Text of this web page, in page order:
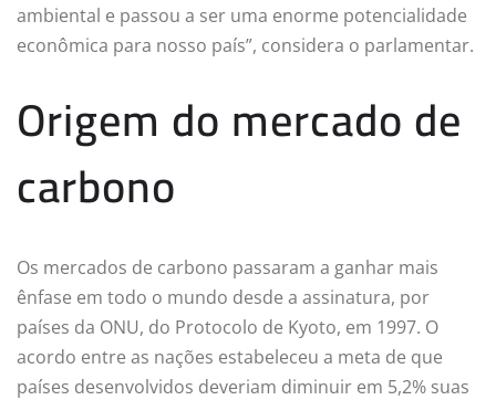
ambiental e passou a ser uma enorme potencialidade
econômica para nosso país”, considera o parlamentar.
Origem do mercado de
carbono
Os mercados de carbono passaram a ganhar mais
ênfase em todo o mundo desde a assinatura, por
países da ONU, do Protocolo de Kyoto, em 1997. O
acordo entre as nações estabeleceu a meta de que
países desenvolvidos deveriam diminuir em 5,2% suas